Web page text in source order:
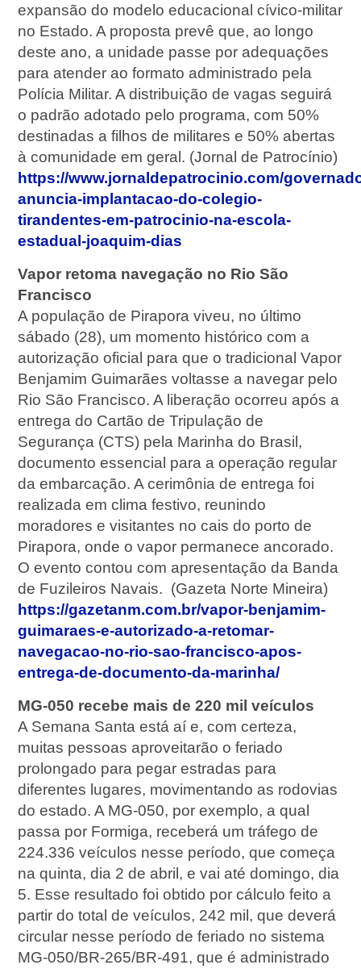
expansão do modelo educacional cívico-militar
no Estado. A proposta prevê que, ao longo
deste ano, a unidade passe por adequações
para atender ao formato administrado pela
Polícia Militar. A distribuição de vagas seguirá
o padrão adotado pelo programa, com 50%
destinadas a filhos de militares e 50% abertas
à comunidade em geral. (Jornal de Patrocínio)
https://www.jornaldepatrocinio.com/
anuncia-implantacao-do-colegio-
tirandentes-em-patrocinio-na-escola-
estadual-joaquim-dias
Vapor retoma navegação no Rio São
Francisco
A população de Pirapora viveu, no último
sábado (28), um momento histórico com a
autorização oficial para que o tradicional Vapor
Benjamim Guimarães voltasse a navegar pelo
Rio São Francisco. A liberação ocorreu após a
entrega do Cartão de Tripulação de
Segurança (CTS) pela Marinha do Brasil,
documento essencial para a operação regular
da embarcação. A cerimônia de entrega foi
realizada em clima festivo, reunindo
moradores e visitantes no cais do porto de
Pirapora, onde o vapor permanece ancorado.
O evento contou com apresentação da Banda
de Fuzileiros Navais. (Gazeta Norte Mineira)
https://gazetanm.com.br/vapor-benjamim-
guimaraes-e-autorizado-a-retomar-
navegacao-no-rio-sao-francisco-apos-
entrega-de-documento-da-marinha/
MG-050 recebe mais de 220 mil veículos
A Semana Santa está aí e, com certeza,
muitas pessoas aproveitarão o feriado
prolongado para pegar estradas para
diferentes lugares, movimentando as rodovias
do estado. A MG-050, por exemplo, a qual
passa por Formiga, receberá um tráfego de
224.336 veículos nesse período, que começa
na quinta, dia 2 de abril, e vai até domingo, dia
5. Esse resultado foi obtido por cálculo feito a
partir do total de veículos, 242 mil, que deverá
circular nesse período de feriado no sistema
MG-050/BR-265/BR-491, que é administrado